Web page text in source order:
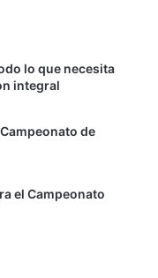
lo que necesita
integral
de
el Campeonato